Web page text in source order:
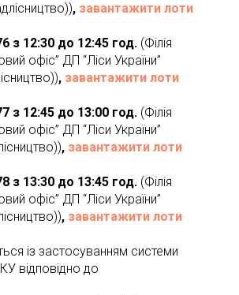
, завантажити лоти
з 12:30 до 12:45 год. (Філія
офіс” ДП “Ліси України”
, завантажити лоти
з 12:45 до 13:00 год. (Філія
офіс” ДП “Ліси України”
, завантажити лоти
з 13:30 до 13:45 год. (Філія
офіс” ДП “Ліси України”
, завантажити лоти
із застосуванням системи
відповідно до